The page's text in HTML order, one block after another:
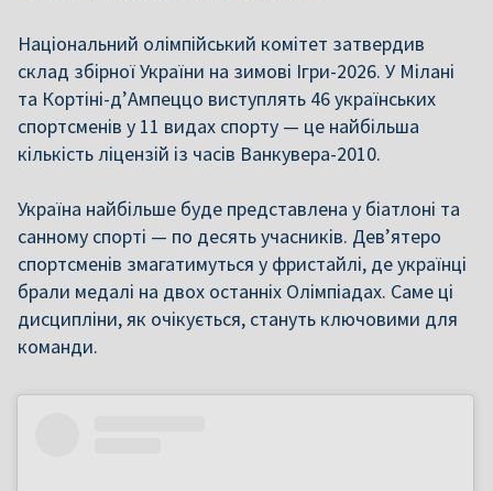
Національний олімпійський комітет затвердив
склад збірної України на зимові Ігри-2026. У Мілані
та Кортіні-д’Ампеццо виступлять 46 українських
спортсменів у 11 видах спорту — це найбільша
кількість ліцензій із часів Ванкувера-2010.
Україна найбільше буде представлена у біатлоні та
санному спорті — по десять учасників. Дев’ятеро
спортсменів змагатимуться у фристайлі, де українці
брали медалі на двох останніх Олімпіадах. Саме ці
дисципліни, як очікується, стануть ключовими для
команди.